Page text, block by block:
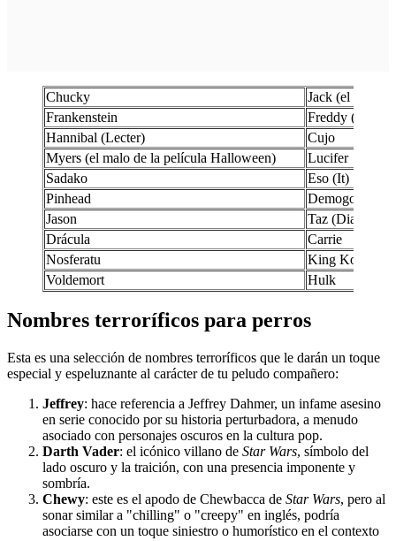
Chucky
Jack (el
Frankenstein
Freddy
Hannibal (Lecter)
Cujo
Myers (el malo de la película Halloween)
Lucifer
Sadako
Eso (It)
Pinhead
Demogorgon
Jason
Taz (Diablo de
Drácula
Carrie
Nosferatu
King Kong
Voldemort
Hulk
Nombres terroríficos para perros
Esta es una selección de nombres terroríficos que le darán un toque
especial y espeluznante al carácter de tu peludo compañero:
Jeffrey: hace referencia a Jeffrey Dahmer, un infame asesino
en serie conocido por su historia perturbadora, a menudo
asociado con personajes oscuros en la cultura pop.
Darth Vader: el icónico villano de Star Wars, símbolo del
lado oscuro y la traición, con una presencia imponente y
sombría.
Chewy: este es el apodo de Chewbacca de Star Wars, pero al
sonar similar a "chilling" o "creepy" en inglés, podría
asociarse con un toque siniestro o humorístico en el contexto